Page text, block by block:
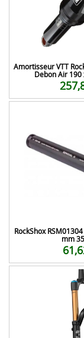
Amortisseur VTT
Debon Air
RockShox
mm